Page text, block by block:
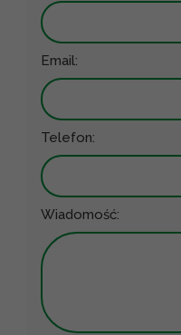
Email:
Telefon:
Wiadomość: